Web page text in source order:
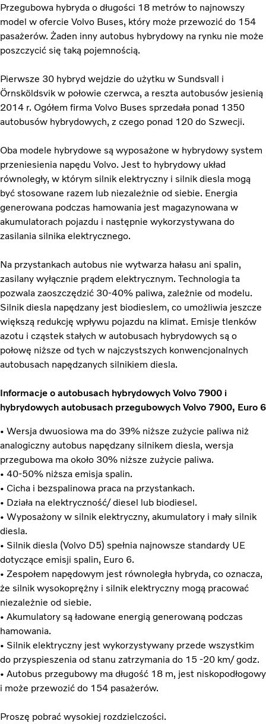
Przegubowa hybryda o długości 18 metrów to najnowszy
model w ofercie Volvo Buses, który może przewozić do 154
pasażerów. Żaden inny autobus hybrydowy na rynku nie może
poszczycić się taką pojemnością.
Pierwsze 30 hybryd wejdzie do użytku w Sundsvall i
Örnsköldsvik w połowie czerwca, a reszta autobusów jesienią
2014 r. Ogółem firma Volvo Buses sprzedała ponad 1350
autobusów hybrydowych, z czego ponad 120 do Szwecji.
Oba modele hybrydowe są wyposażone w hybrydowy system
przeniesienia napędu Volvo. Jest to hybrydowy układ
równoległy, w którym silnik elektryczny i silnik diesla mogą
być stosowane razem lub niezależnie od siebie. Energia
generowana podczas hamowania jest magazynowana w
akumulatorach pojazdu i następnie wykorzystywana do
zasilania silnika elektrycznego.
Na przystankach autobus nie wytwarza hałasu ani spalin,
zasilany wyłącznie prądem elektrycznym. Technologia ta
pozwala zaoszczędzić 30-40% paliwa, zależnie od modelu.
Silnik diesla napędzany jest biodieslem, co umożliwia jeszcze
większą redukcję wpływu pojazdu na klimat. Emisje tlenków
azotu i cząstek stałych w autobusach hybrydowych są o
połowę niższe od tych w najczystszych konwencjonalnych
autobusach napędzanych silnikiem diesla.
Informacje o autobusach hybrydowych Volvo 7900 i
hybrydowych autobusach przegubowych Volvo 7900, Euro 6
• Wersja dwuosiowa ma do 39% niższe zużycie paliwa niż
analogiczny autobus napędzany silnikem diesla, wersja
przegubowa ma około 30% niższe zużycie paliwa.
• 40-50% niższa emisja spalin.
• Cicha i bezspalinowa praca na przystankach.
• Działa na elektryczność/ diesel lub biodiesel.
• Wyposażony w silnik elektryczny, akumulatory i mały silnik
diesla.
• Silnik diesla (Volvo D5) spełnia najnowsze standardy UE
dotyczące emisji spalin, Euro 6.
• Zespołem napędowym jest równoległa hybryda, co oznacza,
że silnik wysokoprężny i silnik elektryczny mogą pracować
niezależnie od siebie.
• Akumulatory są ładowane energią generowaną podczas
hamowania.
• Silnik elektryczny jest wykorzystywany przede wszystkim
do przyspieszenia od stanu zatrzymania do 15 -20 km/ godz.
• Autobus przegubowy ma długość 18 m, jest niskopodłogowy
i może przewozić do 154 pasażerów.
Proszę pobrać wysokiej rozdzielczości.